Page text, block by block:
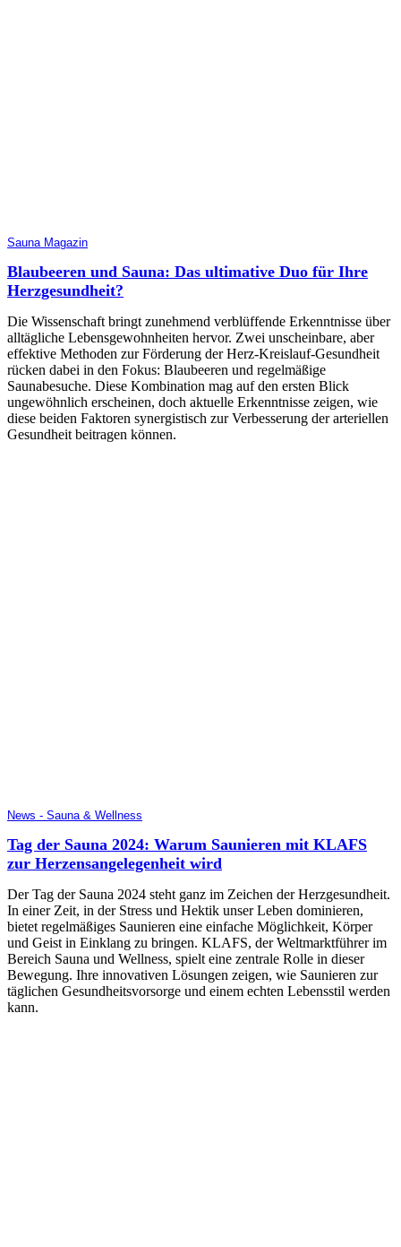
Sauna Magazin
Blaubeeren und Sauna: Das ultimative Duo für Ihre
Herzgesundheit?
Die Wissenschaft bringt zunehmend verblüffende Erkenntnisse über
alltägliche Lebensgewohnheiten hervor. Zwei unscheinbare, aber
effektive Methoden zur Förderung der Herz-Kreislauf-Gesundheit
rücken dabei in den Fokus: Blaubeeren und regelmäßige
Saunabesuche. Diese Kombination mag auf den ersten Blick
ungewöhnlich erscheinen, doch aktuelle Erkenntnisse zeigen, wie
diese beiden Faktoren synergistisch zur Verbesserung der arteriellen
Gesundheit beitragen können.
News - Sauna & Wellness
Tag der Sauna 2024: Warum Saunieren mit KLAFS
zur Herzensangelegenheit wird
Der Tag der Sauna 2024 steht ganz im Zeichen der Herzgesundheit.
In einer Zeit, in der Stress und Hektik unser Leben dominieren,
bietet regelmäßiges Saunieren eine einfache Möglichkeit, Körper
und Geist in Einklang zu bringen. KLAFS, der Weltmarktführer im
Bereich Sauna und Wellness, spielt eine zentrale Rolle in dieser
Bewegung. Ihre innovativen Lösungen zeigen, wie Saunieren zur
täglichen Gesundheitsvorsorge und einem echten Lebensstil werden
kann.